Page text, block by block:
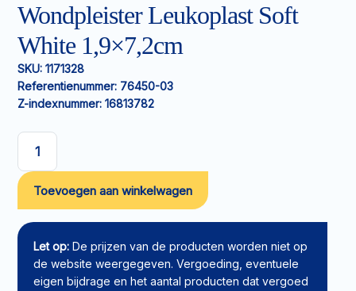
Wondpleister Leukoplast Soft
White 1,9×7,2cm
SKU: 1171328
Referentienummer: 76450-03
Z-indexnummer: 16813782
Wondpleister
Leukoplast
Soft
White
1,9x7,2cm
aantal
Toevoegen aan winkelwagen
Let op: De prijzen van de producten worden niet op
de website weergegeven. Vergoeding, eventuele
eigen bijdrage en het aantal producten dat vergoed